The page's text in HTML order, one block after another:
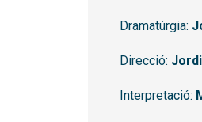
Dramatúrgia:
Direcció:
Interpretació: